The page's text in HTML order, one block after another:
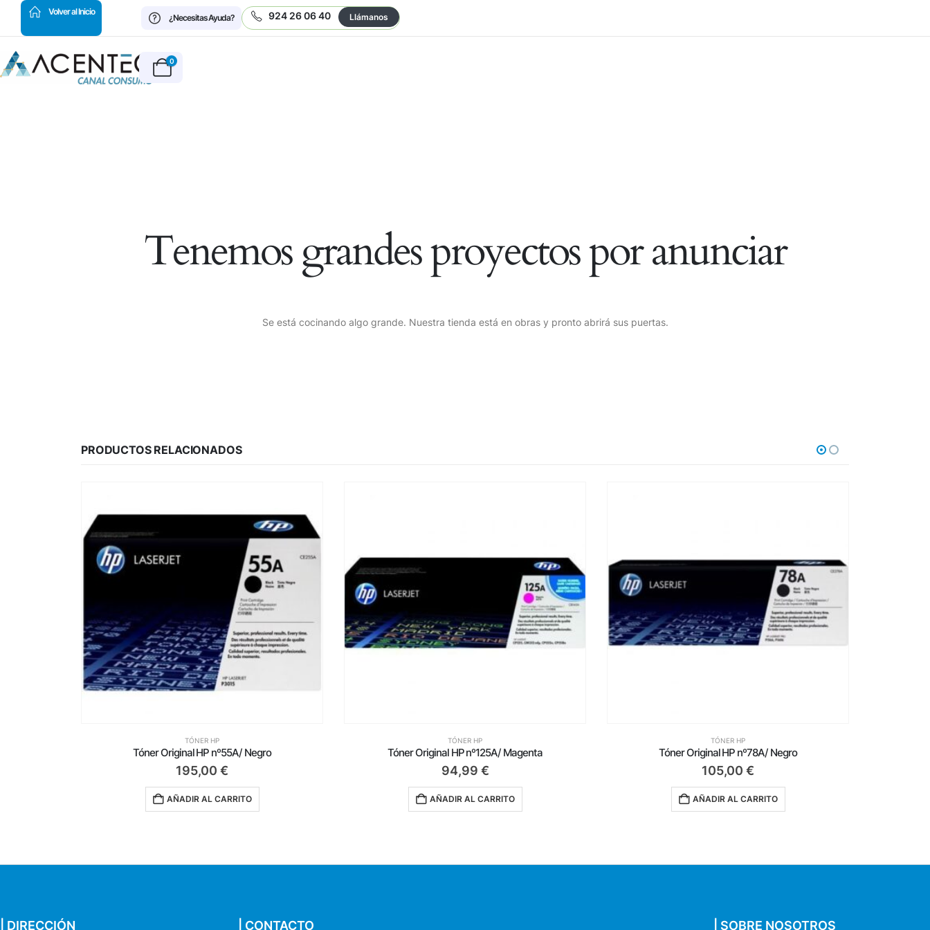
Volver al Inicio
¿Necesitas Ayuda?
924 26 06 40 Llámanos
0
Tenemos grandes proyectos por anunciar
Se está cocinando algo grande. Nuestra tienda está en obras y pronto abrirá sus puertas.
PRODUCTOS RELACIONADOS
TÓNER HP
Tóner Original HP nº125A/ Magenta
94,99 €
AÑADIR AL CARRITO
TÓNER HP
Tóner Original HP nº78A/ Negro
105,00€
AÑADIR AL CARRITO
TÓNER HP
Tóner Original HP nº85A/ Negro
90,50 €
AÑADIR AL CARRITO
| DIRECCIÓN | CONTACTO | SOBRE NOSOTROS